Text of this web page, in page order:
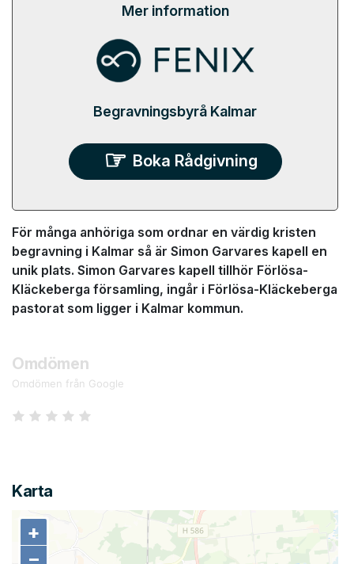
Mer information
Begravningsbyrå Kalmar
Boka Rådgivning
För många anhöriga som ordnar en värdig kristen
begravning i Kalmar så är Simon Garvares kapell en
unik plats. Simon Garvares kapell tillhör Förlösa-
Kläckeberga församling, ingår i Förlösa-Kläckeberga
pastorat som ligger i Kalmar kommun.
Omdömen
Omdömen från Google
Karta
+
−
+
−